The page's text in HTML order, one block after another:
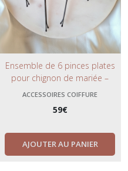
Ensemble de 6 pinces plates
pour chignon de mariée –
Fleurs d’hortensia blanches
et naturelle.
ACCESSOIRES COIFFURE
59€
AJOUTER AU PANIER